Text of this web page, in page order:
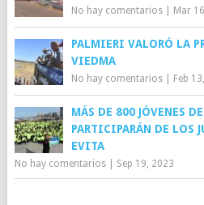
No hay comentarios| Mar
PALMIERI VALORÓ LA
VIEDMA
No hay comentarios| Feb
MÁS DE 800 JÓVENES
PARTICIPARÁN DE LOS
EVITA
No hay comentarios| Sep 19, 2023